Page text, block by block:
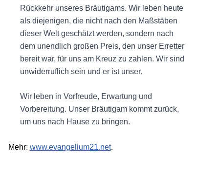
Rückkehr unseres Bräutigams. Wir leben heute
als diejenigen, die nicht nach den Maßstäben
dieser Welt geschätzt werden, sondern nach
dem unendlich großen Preis, den unser Erretter
bereit war, für uns am Kreuz zu zahlen. Wir sind
unwiderruflich sein und er ist unser.
Wir leben in Vorfreude, Erwartung und
Vorbereitung. Unser Bräutigam kommt zurück,
um uns nach Hause zu bringen.
Mehr: www.evangelium21.net.